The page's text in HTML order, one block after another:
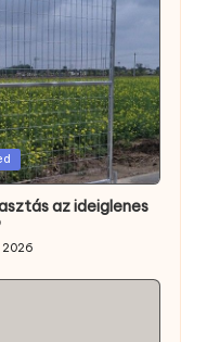
az ideiglenes
2026